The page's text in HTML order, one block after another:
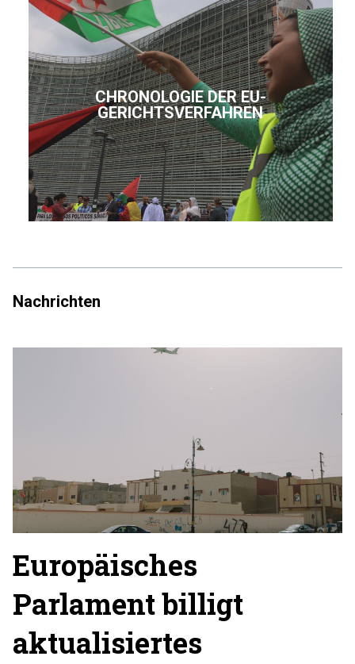
CHRONOLOGIE DER EU-
GERICHTSVERFAHREN
Nachrichten
Europäisches
Parlament billigt
aktualisiertes